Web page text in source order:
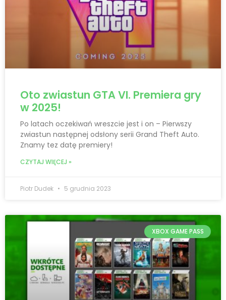
Oto zwiastun GTA VI. Premiera gry
w 2025!
Po latach oczekiwań wreszcie jest i on – Pierwszy
zwiastun następnej odsłony serii Grand Theft Auto.
Znamy tez datę premiery!
CZYTAJ WIĘCEJ »
Piotr Dudek 5 grudnia 2023
XBOX GAME PASS